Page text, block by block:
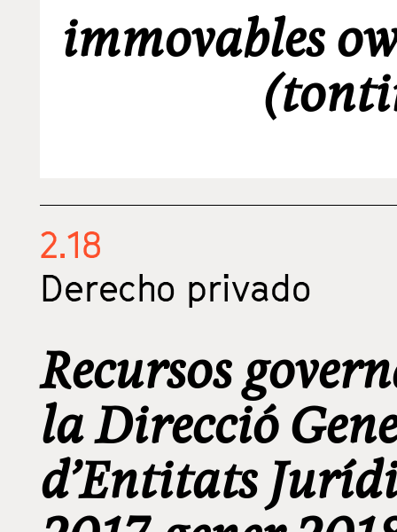
immovables
2.18
Derecho privado
Recursos
la Direcció
d’Entitats